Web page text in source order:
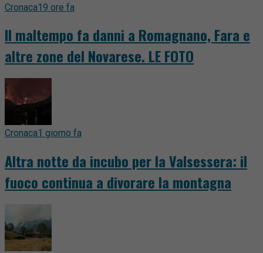
Cronaca19 ore fa
Il maltempo fa danni a Romagnano, Fara e
altre zone del Novarese. LE FOTO
Cronaca1 giorno fa
Altra notte da incubo per la Valsessera: il
fuoco continua a divorare la montagna